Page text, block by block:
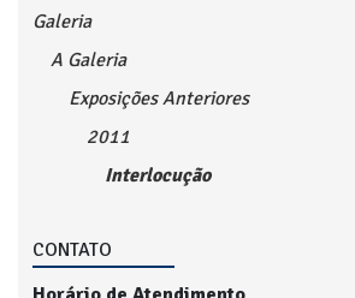
Galeria
A Galeria
Exposições Anteriores
2011
Interlocução
CONTATO